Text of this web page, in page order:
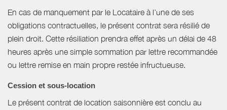
En cas de manquement par le Locataire à l’une de ses
obligations contractuelles, le présent contrat sera résilié de
plein droit. Cette résiliation prendra effet après un délai de 48
heures après une simple sommation par lettre recommandée
ou lettre remise en main propre restée infructueuse.
Cession et sous-location
Le présent contrat de location saisonnière est conclu au